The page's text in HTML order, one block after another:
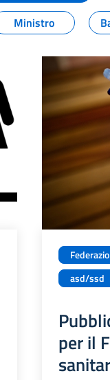
Ministro
asd/ssd
per il